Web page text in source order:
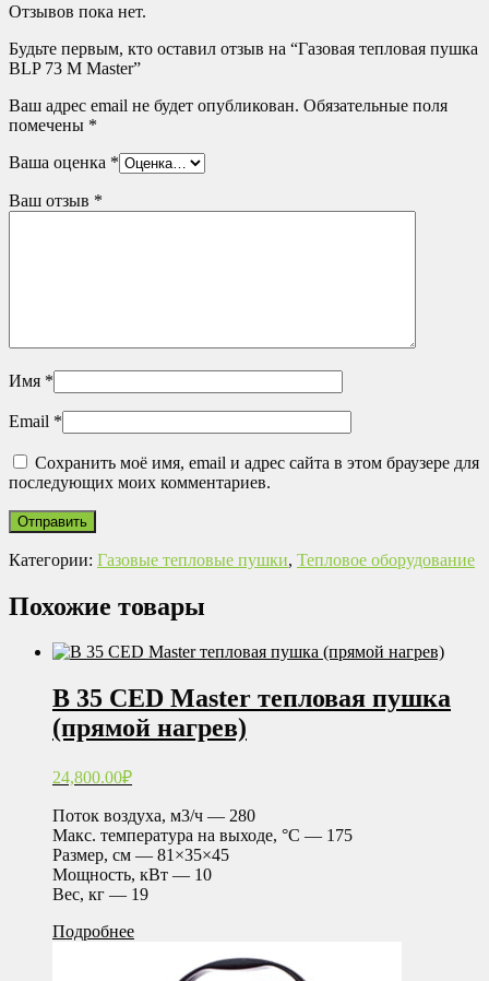
Отзывов пока нет.
Будьте первым, кто оставил отзыв на “Газовая тепловая пушка
BLP 73 M Master”
Ваш адрес email не будет опубликован. Обязательные поля
помечены *
Ваша оценка *
Ваш отзыв *
Имя *
Email *
Сохранить моё имя, email и адрес сайта в этом браузере для
последующих моих комментариев.
Категории: Газовые тепловые пушки, Тепловое оборудование
Похожие товары
B 35 CED Master тепловая пушка
(прямой нагрев)
24,800.00₽
Поток воздуха, м3/ч — 280
Макс. температура на выходе, °С — 175
Размер, см — 81×35×45
Мощность, кВт — 10
Вес, кг — 19
Подробнее